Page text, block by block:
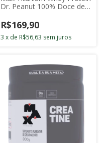
Dr. Peanut 100% Doce de
R$169,90
3 x de R$56,63 sem juros